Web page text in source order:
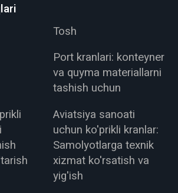
Tosh
Port kranlari: konteyner
va quyma materiallarni
tashish uchun
Aviatsiya sanoati
uchun ko'prikli kranlar:
Samolyotlarga texnik
xizmat ko'rsatish va
yig'ish